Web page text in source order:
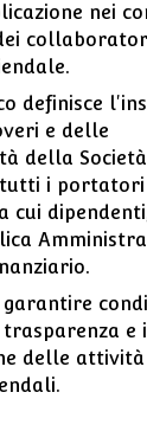
nei
definisce
e delle
della
i portatori
cui
e
delle